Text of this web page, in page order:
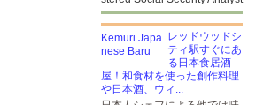
レッドウッドシ
ティ駅すぐにあ
る日本食居酒
屋！和食材を使った創作料理
や日本酒、ウィ...